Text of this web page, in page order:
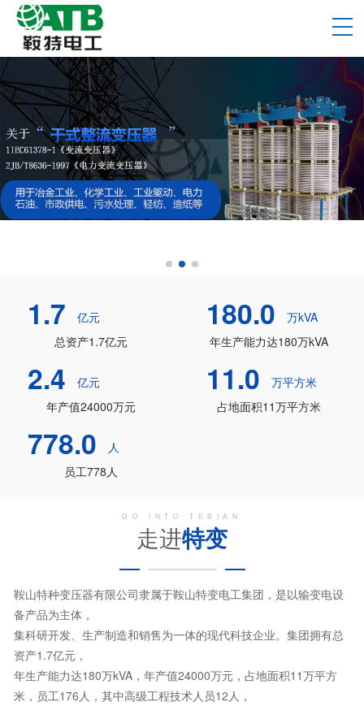
1.7
亿元
总资产1.7亿元
180.0
万kVA
年生产能力达180万kVA
2.4
亿元
年产值24000万元
11.0
万平方米
占地面积11万平方米
778.0
人
员工778人
GO INTO TEBIAN
走进特变
鞍山特种变压器有限公司隶属于鞍山特变电工集团，是以输变电设
备产品为主体，
集科研开发、生产制造和销售为一体的现代科技企业。集团拥有总
资产1.7亿元，
年生产能力达180万kVA，年产值24000万元，占地面积11万平方
米，员工176人，其中高级工程技术人员12人，